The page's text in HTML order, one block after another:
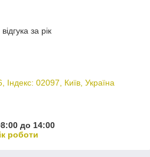
за рік
Індекс: 02097, Київ, Україна
до 14:00
роботи